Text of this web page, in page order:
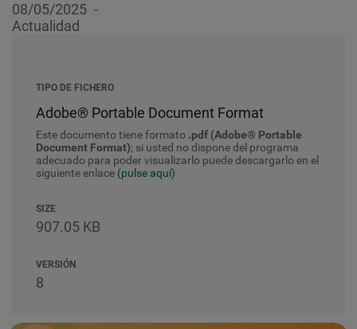
08/05/2025
Actualidad
TIPO DE FICHERO
Adobe® Portable Document Format
Este documento tiene formato .pdf (Adobe® Portable
Document Format); si usted no dispone del programa
adecuado para poder visualizarlo puede descargarlo en el
siguiente enlace (pulse aquí)
SIZE
907.05 KB
VERSIÓN
8